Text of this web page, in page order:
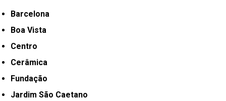
Barcelona
Boa Vista
Centro
Cerâmica
Fundação
Jardim São Caetano